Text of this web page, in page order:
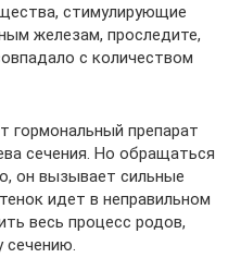
стимулирующие
железам, проследите,
с количеством
гормональный препарат
сечения. Но обращаться
он вызывает сильные
идет в неправильном
весь процесс родов,
сечению.